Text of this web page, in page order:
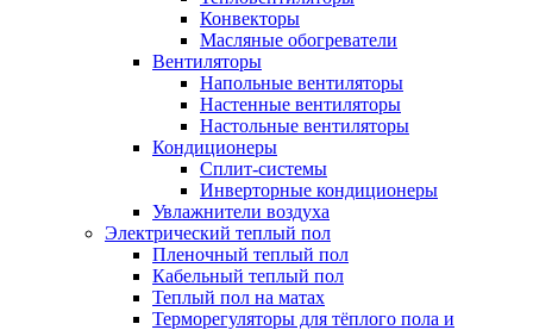
Конвекторы
Масляные обогреватели
Вентиляторы
Напольные вентиляторы
Настенные вентиляторы
Настольные вентиляторы
Кондиционеры
Сплит-системы
Инверторные кондиционеры
Увлажнители воздуха
Электрический теплый пол
Пленочный теплый пол
Кабельный теплый пол
Теплый пол на матах
Терморегуляторы для тёплого пола и